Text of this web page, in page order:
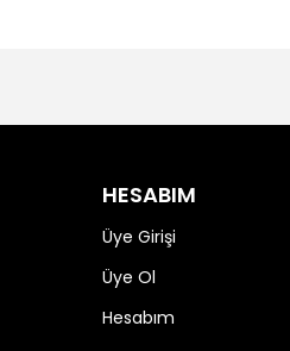
HESABIM
Üye Girişi
Üye Ol
Hesabım